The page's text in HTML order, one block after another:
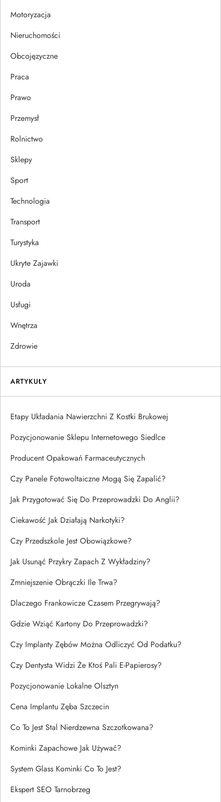
s
u
Motoryzacja
Nieruchomości
Obcojęzyczne
Praca
Prawo
Przemysł
Rolnictwo
Sklepy
Sport
Technologia
Transport
Turystyka
Ukryte Zajawki
Uroda
Usługi
Wnętrza
Zdrowie
ARTYKUŁY
Etapy Układania Nawierzchni Z Kostki Brukowej
Pozycjonowanie Sklepu Internetowego Siedlce
Producent Opakowań Farmaceutycznych
Czy Panele Fotowoltaiczne Mogą Się Zapalić?
Jak Przygotować Się Do Przeprowadzki Do Anglii?
Ciekawość Jak Działają Narkotyki?
Czy Przedszkole Jest Obowiązkowe?
Jak Usunąć Przykry Zapach Z Wykładziny?
Zmniejszenie Obrączki Ile Trwa?
Dlaczego Frankowicze Czasem Przegrywają?
Gdzie Wziąć Kartony Do Przeprowadzki?
Czy Implanty Zębów Można Odliczyć Od Podatku?
Czy Dentysta Widzi Że Ktoś Pali E-Papierosy?
Pozycjonowanie Lokalne Olsztyn
Cena Implantu Zęba Szczecin
Co To Jest Stal Nierdzewna Szczotkowana?
Kominki Zapachowe Jak Używać?
System Glass Kominki Co To Jest?
Ekspert SEO Tarnobrzeg